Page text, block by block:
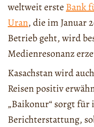
weltweit ersteBank
Uran, die im Januar
Betrieb geht, wird
Medienresonanz
Kasachstan wird
Reisen positiv
„Baikonur“ sorgt
Berichterstattung,